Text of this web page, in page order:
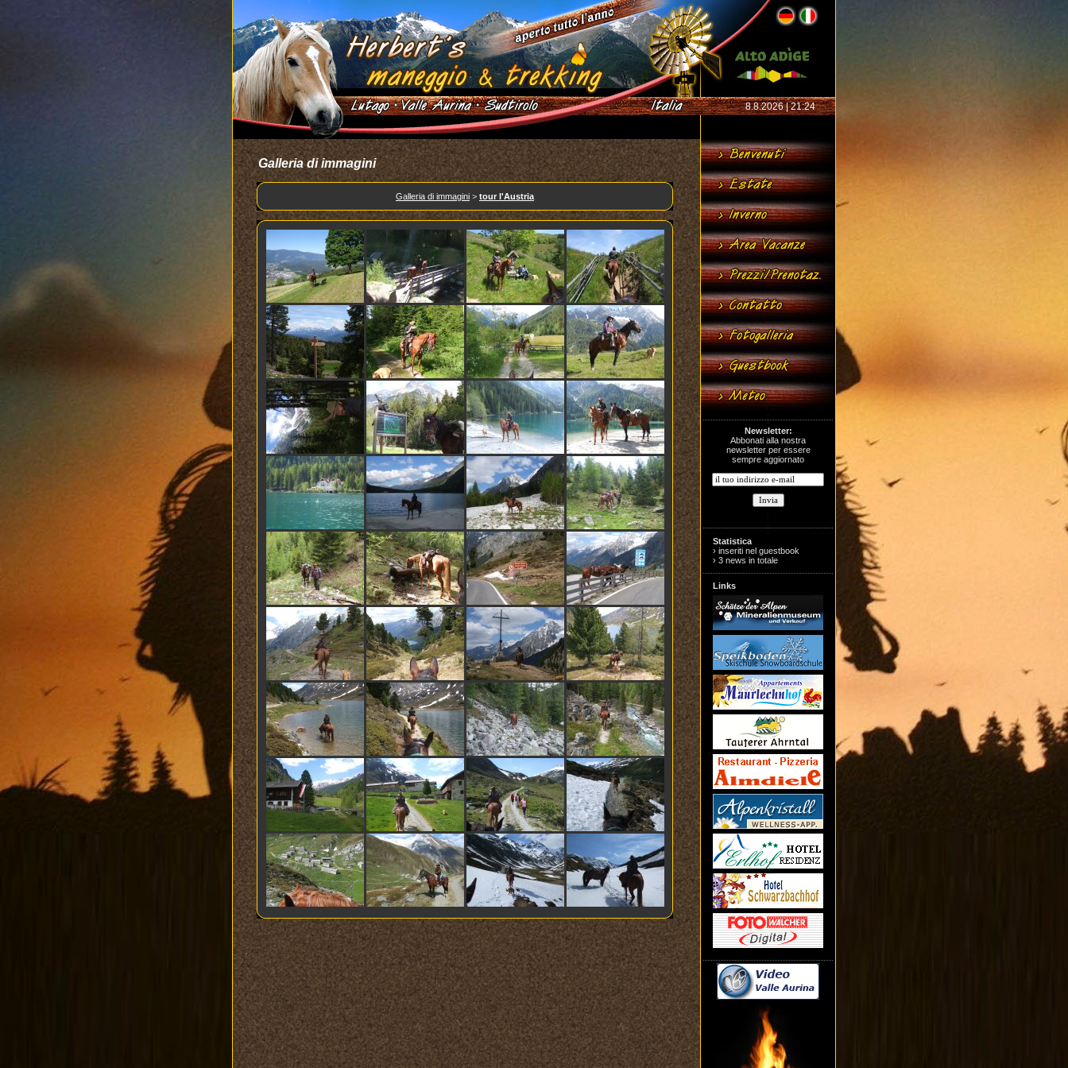
8.8.2026 | 21:24
Galleria di immagini
Galleria di immagini > tour l'Austria
Newsletter:
Abbonati alla nostra
newsletter per essere
sempre aggiornato
Statistica
› inseriti nel guestbook
› 3 news in totale
Links